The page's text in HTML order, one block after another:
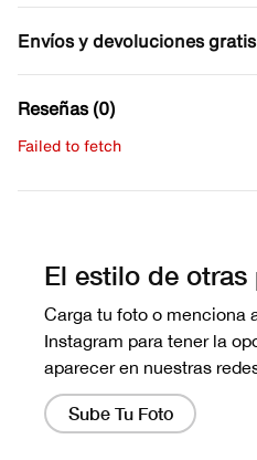
Envíos y devoluciones gratis
Reseñas (0)
Failed to fetch